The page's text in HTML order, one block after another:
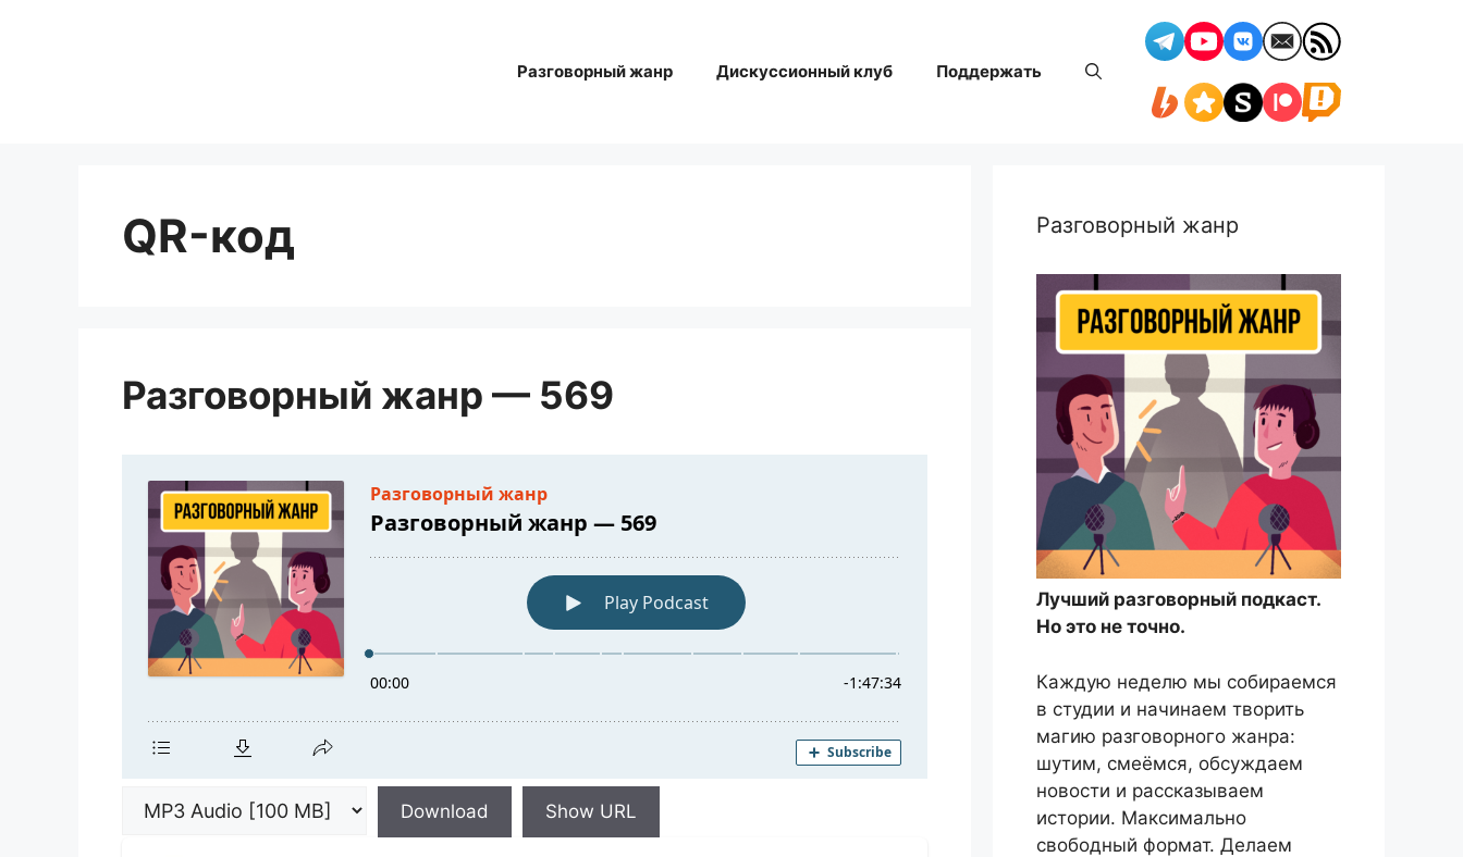
Разговорный жанр Дискуссионный клуб Поддержать
QR-код
Разговорный жанр — 569
Download Show URL
Разговорный жанр
Лучший разговорный подкаст.
Но это не точно.
Каждую неделю мы собираемся
в студии и начинаем творить
магию разговорного жанра:
шутим, смеёмся, обсуждаем
новости и рассказываем
истории. Максимально
свободный формат. Делаем